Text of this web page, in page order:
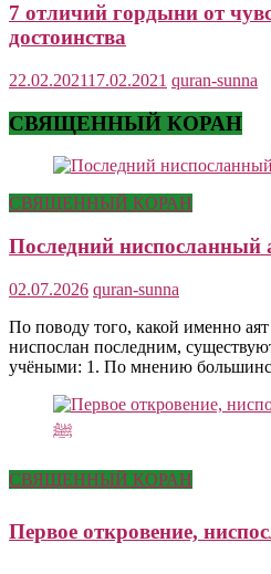
7 отличий гордыни от
достоинства
22.02.202117.02.2021 quran-sunna
СВЯЩЕННЫЙ КОРАН
СВЯЩЕННЫЙ КОРАН
Последний ниспосланный
02.07.2026 quran-sunna
По поводу того, какой именно
ниспослан последним,
учёными: 1. По мнению
СВЯЩЕННЫЙ КОРАН